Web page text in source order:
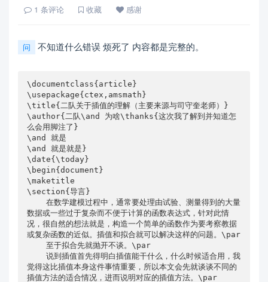
1 条评论 收藏 感谢
问 不知道什么错误 烦死了 内容都是完整的。
\documentclass{article}
\usepackage{ctex,amsmath}
\title{二队关于插值的理解（主要来源与司守奎老师）}
\author{二队\and 为啥\thanks{这次我了解到并知道怎
么会用脚注了}
\and 就是
\and 就是就是}
\date{\today}
\begin{document}
\maketitle
\section{导言}
    在数学建模过程中，通常要处理由试验、测量得到的大量
数据或一些过于复杂而不便于计算的函数表达式，针对此情
况，很自然的想法就是，构造一个简单的函数作为要考察教据
或复杂函数的近似。插值和拟合就可以解决这样的问题。\par
    至于拟合先就抛开不谈。\par
    说到插值首先得明白插值能干什么，什么时候适合用，我
觉得这比插值本身这件事情重要，所以本文会先就谈谈不同的
插值方法的适合情况，进而说明对应的插值方法。\par